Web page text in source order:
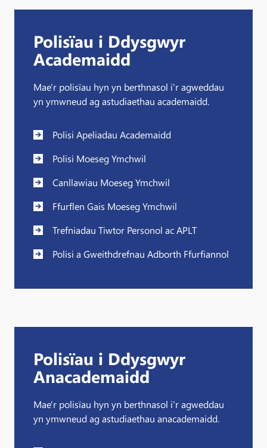
Polisïau i Ddysgwyr
Academaidd
Mae'r polisïau hyn yn berthnasol i'r agweddau
yn ymwneud ag astudiaethau academaidd.
Polisi Apeliadau Academaidd
Polisi Moeseg Ymchwil
Canllawiau Moeseg Ymchwil
Ffurflen Gais Moeseg Ymchwil
Trefniadau Tiwtor Personol ac APLT
Polisi a Gweithdrefnau Adborth Ffurfiannol
Polisïau i Ddysgwyr
Anacademaidd
Mae'r polisïau hyn yn berthnasol i'r agweddau
yn ymwneud ag astudiaethau anacademaidd.